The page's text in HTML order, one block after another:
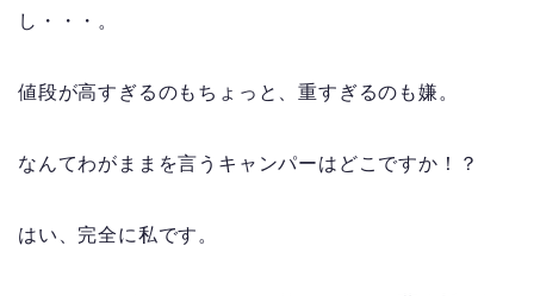
し・・・。
値段が高すぎるのもちょっと、重すぎるのも嫌。
なんてわがままを言うキャンパーはどこですか！？
はい、完全に私です。